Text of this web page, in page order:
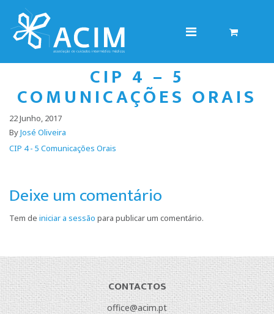
CIP 4 – 5
COMUNICAÇÕES ORAIS
22 Junho, 2017
ByJosé Oliveira
CIP 4 - 5 Comunicações Orais
Deixe um comentário
Tem de iniciar a sessão para publicar um comentário.
CONTACTOS
office@acim.pt